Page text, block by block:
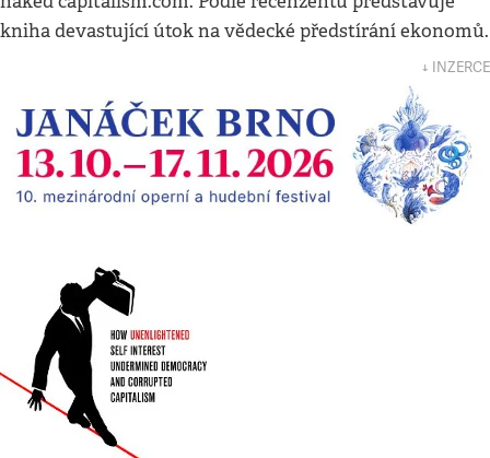
kniha devastující útok na vědecké předstírání ekonomů.
↓ INZERCE